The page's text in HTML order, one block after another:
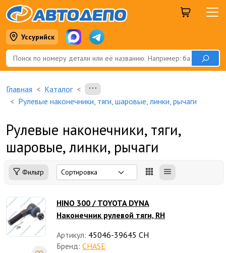
Уссурийск
Главная
Каталог
Рулевые наконечники, тяги, шаровые, линки, рычаги
Рулевые наконечники, тяги,
шаровые, линки, рычаги
Фильтр
HINO 300 / TOYOTA DYNA
Наконечник рулевой тяги, RH
Артикул: 45046-39645 CH
Бренд: CHASE